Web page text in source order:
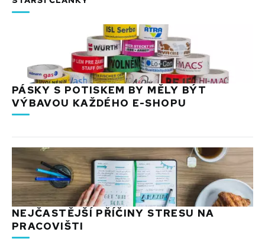
PÁSKY S POTISKEM BY MĚLY BÝT
VÝBAVOU KAŽDÉHO E-SHOPU
NEJČASTĚJŠÍ PŘÍČINY STRESU NA
PRACOVIŠTI